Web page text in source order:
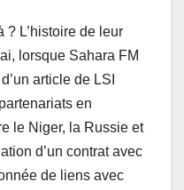
? L’histoire de leur
lorsque Sahara FM
article de LSI
en
le Niger, la Russie et
d’un contrat avec
de liens avec